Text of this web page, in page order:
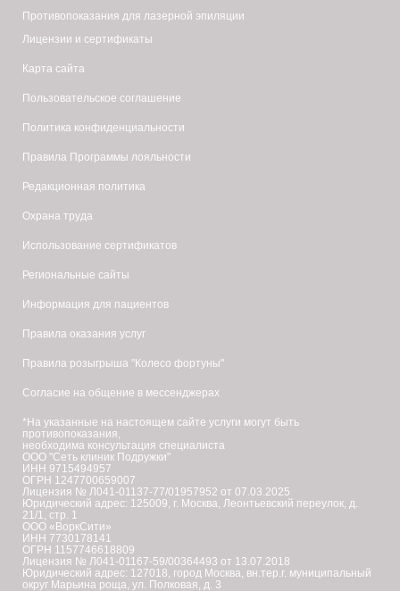
Противопоказания для лазерной эпиляции
Лицензии и сертификаты
Карта сайта
Пользовательское соглашение
Политика конфиденциальности
Правила Программы лояльности
Редакционная политика
Охрана труда
Использование сертификатов
Региональные сайты
Информация для пациентов
Правила оказания услуг
Правила розыгрыша "Колесо фортуны"
Согласие на общение в мессенджерах
*На указанные на настоящем сайте услуги могут быть
противопоказания,
необходима консультация специалиста
ООО "Сеть клиник Подружки"
ИНН 9715494957
ОГРН 1247700659007
Лицензия № Л041-01137-77/01957952 от 07.03.2025
Юридический адрес: 125009, г. Москва, Леонтьевский переулок, д.
21/1, стр. 1
ООО «ВоркСити»
ИНН 7730178141
ОГРН 1157746618809
Лицензия № Л041-01167-59/00364493 от 13.07.2018
Юридический адрес: 127018, город Москва, вн.тер.г. муниципальный
округ Марьина роща, ул. Полковая, д. 3